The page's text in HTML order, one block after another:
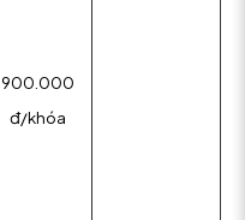
900.000
đ/khóa